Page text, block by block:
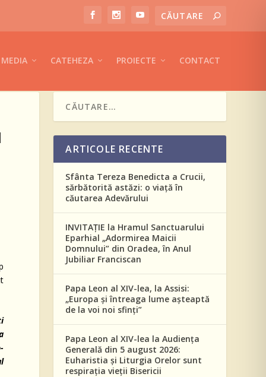
MEDIA CATEHEZA PROIECTE CONTACT
ARTICOLE RECENTE
Sfânta Tereza Benedicta a Crucii,
sărbătorită astăzi: o viață în
căutarea Adevărului
INVITAȚIE la Hramul Sanctuarului
Eparhial „Adormirea Maicii
Domnului” din Oradea, în Anul
Jubiliar Franciscan
Papa Leon al XIV-lea, la Assisi:
„Europa și întreaga lume așteaptă
de la voi noi sfinți”
Papa Leon al XIV-lea la Audiența
Generală din 5 august 2026:
Euharistia și Liturgia Orelor sunt
respirația vieții Bisericii